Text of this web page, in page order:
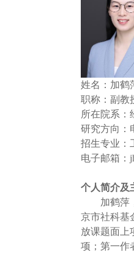
姓名：加鹤
职称：副教
所在院系：
研究方向：
招生专业：
电子邮箱：
个人简介及
加鹤萍
京市社科基
放课题面上
项；第一作